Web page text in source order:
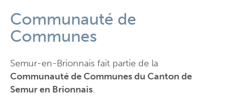
Votre Mairie
Panneau Pocket
La mairie et l’agence postale communale
Visiter Semur
Communauté de
Communes
Semur-en-Brionnais fait partie de la
Communauté de Communes du Canton de
Semur en Brionnais.